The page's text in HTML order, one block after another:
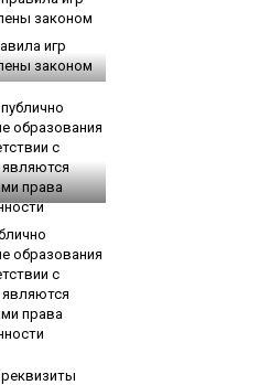
игр
законом
образования
с
права